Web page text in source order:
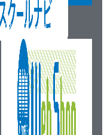
ウェブショップ